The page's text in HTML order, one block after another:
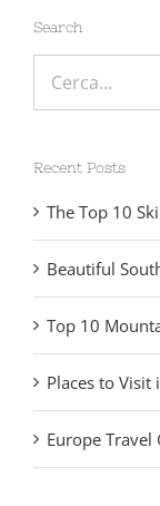
Search
Cerca
per:
Recent Posts
The Top 10
Beautiful
Top 10
Places to Visit
Europe Travel